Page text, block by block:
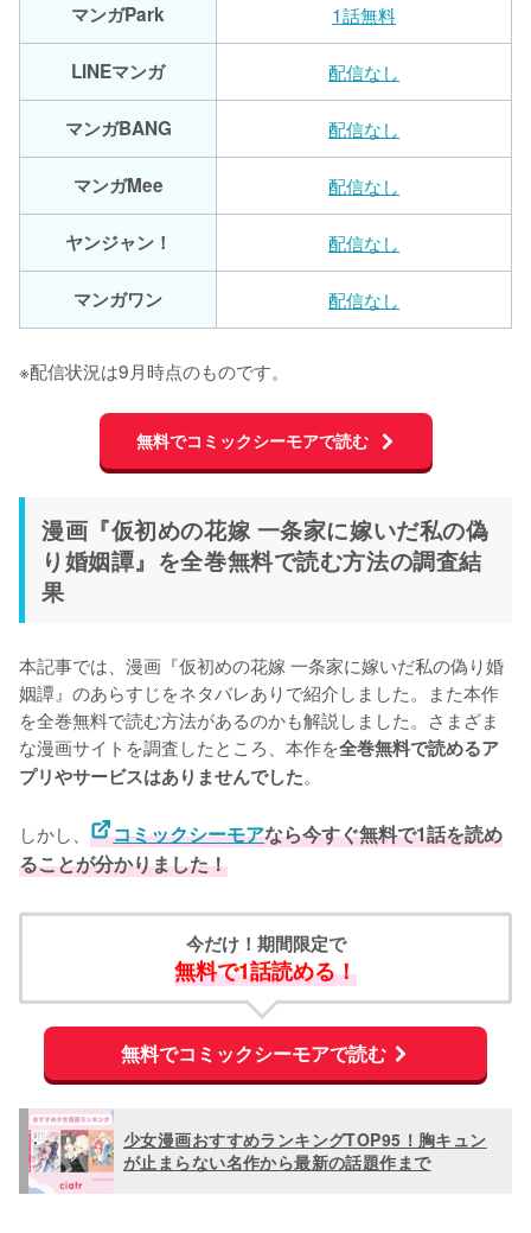
マンガPark 1話無料
LINEマンガ 配信なし
マンガBANG 配信なし
マンガMee 配信なし
ヤンジャン！ 配信なし
マンガワン 配信なし
※配信状況は9月時点のものです。
無料でコミックシーモアで読む
漫画『仮初めの花嫁 一条家に嫁いだ私の偽
り婚姻譚』を全巻無料で読む方法の調査結
果
本記事では、漫画『仮初めの花嫁 一条家に嫁いだ私の偽り婚
姻譚』のあらすじをネタバレありで紹介しました。また本作
を全巻無料で読む方法があるのかも解説しました。さまざま
な漫画サイトを調査したところ、本作を全巻無料で読めるア
プリやサービスはありませんでした。
しかし、 コミックシーモアなら今すぐ無料で1話を読め
ることが分かりました！
今だけ！期間限定で
無料で1話読める！
無料でコミックシーモアで読む
少女漫画おすすめランキングTOP95！胸キュン
が止まらない名作から最新の話題作まで